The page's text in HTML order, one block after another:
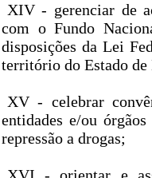
XIV - gerenciar de
com o Fundo
disposições da Lei
território do Estado de
XV - celebrar
entidades e/ou
repressão a drogas;